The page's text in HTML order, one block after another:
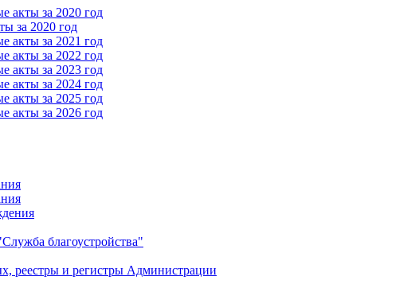
акты за 2020 год
за 2020 год
акты за 2021 год
акты за 2022 год
акты за 2023 год
акты за 2024 год
акты за 2025 год
акты за 2026 год
благоустройства"
реестры и регистры Администрации